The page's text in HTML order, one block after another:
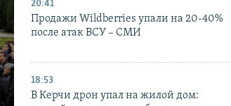
20:41
Продажи Wildberries упали на 20-40%
после атак ВСУ – СМИ
18:53
В Керчи дрон упал на жилой дом: